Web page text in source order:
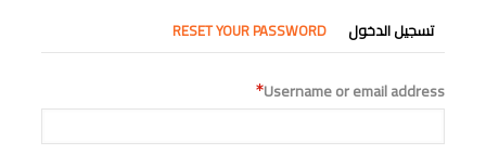
التبويبات
الأساسية
تسجيل الدخول RESET YOUR PASSWORD
Username or email address